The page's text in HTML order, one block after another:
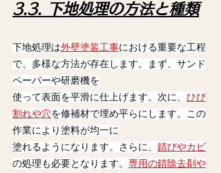
3.3. 下地処理の方法と種類
下地処理は外壁塗装工事における重要な工程
で、多様な方法が存在します。まず、サンド
ペーパーや研磨機を
使って表面を平滑に仕上げます。次に、 ひび
割れや穴を修補材で埋め平らにします。この
作業により塗料が均一に
塗れるようになります。さらに、 錆びやカビ
の処理も必要となります。 専用の錆除去剤や